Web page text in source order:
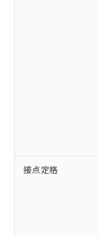
接点定格
以下の
対
非含有
対応予
有に対
対応予
非含有